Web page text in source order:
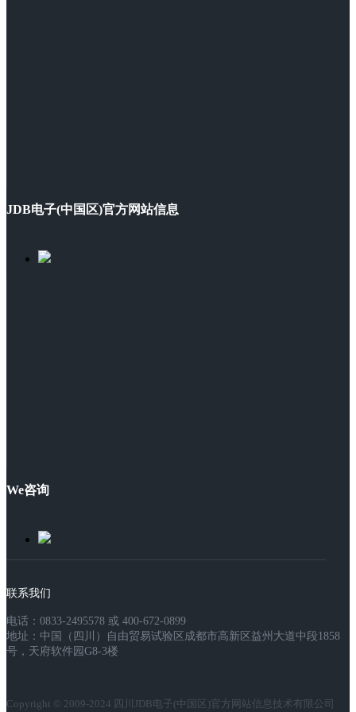
JDB电子(中国区)官方网站信息
We咨询
联系我们
电话：0833-2495578 或 400-672-0899
地址：中国（四川）自由贸易试验区成都市高新区益州大道中段1858
号，天府软件园G8-3楼
Copyright © 2009-2024 四川JDB电子(中国区)官方网站信息技术有限公司